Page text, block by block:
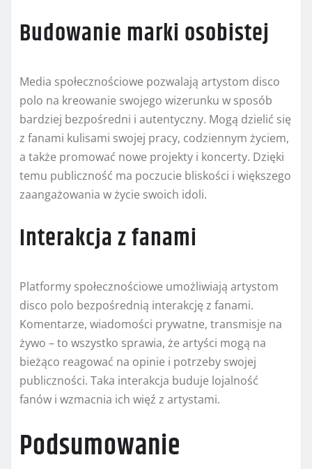
Budowanie marki osobistej
Media społecznościowe pozwalają artystom disco
polo na kreowanie swojego wizerunku w sposób
bardziej bezpośredni i autentyczny. Mogą dzielić się
z fanami kulisami swojej pracy, codziennym życiem,
a także promować nowe projekty i koncerty. Dzięki
temu publiczność ma poczucie bliskości i większego
zaangażowania w życie swoich idoli.
Interakcja z fanami
Platformy społecznościowe umożliwiają artystom
disco polo bezpośrednią interakcję z fanami.
Komentarze, wiadomości prywatne, transmisje na
żywo – to wszystko sprawia, że artyści mogą na
bieżąco reagować na opinie i potrzeby swojej
publiczności. Taka interakcja buduje lojalność
fanów i wzmacnia ich więź z artystami.
Podsumowanie